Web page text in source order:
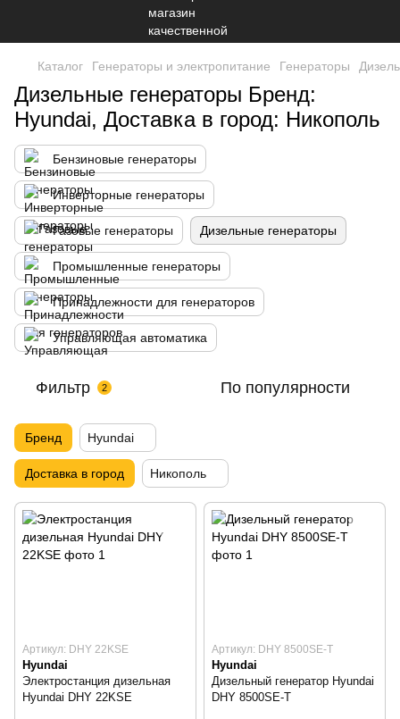
Каталог Генераторы и электропитание Генераторы
Дизельные генераторы Бренд:
Hyundai, Доставка в город: Никополь
Бензиновые генераторы
Инверторные генераторы
Газовые генераторы Дизельные генераторы
Промышленные генераторы
Принадлежности для генераторов
Управляющая автоматика
Фильтр 2 По популярности
Бренд Hyundai
Доставка в город Никополь
Артикул: DHY 22KSE
Hyundai
Электростанция дизельная
Hyundai DHY 22KSE
Артикул: DHY 8500SE-T
Hyundai
Дизельный генератор Hyundai
DHY 8500SE-T